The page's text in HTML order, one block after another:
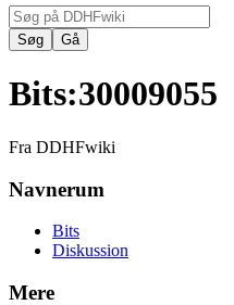
Bits:30009055
Fra DDHFwiki
Navnerum
Bits
Diskussion
Mere